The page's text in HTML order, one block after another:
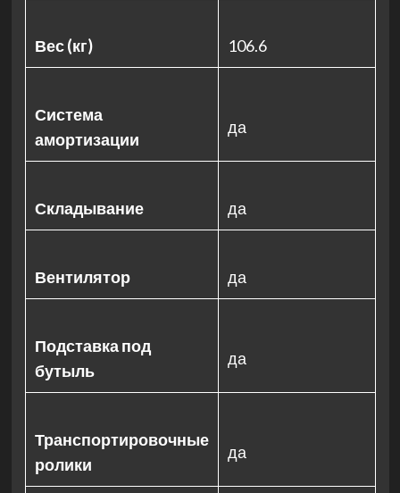
Вес (кг) 106.6
Система
амортизации
да
Складывание да
Вентилятор да
Подставка под
бутыль
да
Транспортировочные
ролики
да